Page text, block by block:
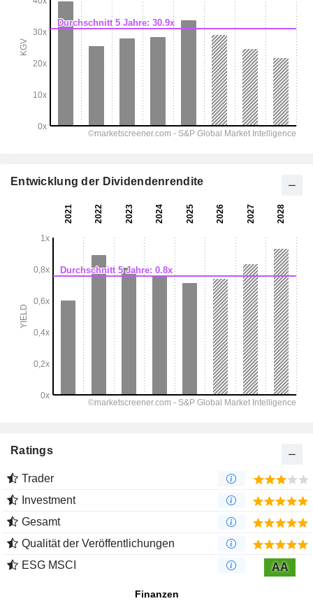
Entwicklung der Dividendenrendite
Ratings
Trader
Investment
Gesamt
Qualität der Veröffentlichungen
ESG MSCI
AA